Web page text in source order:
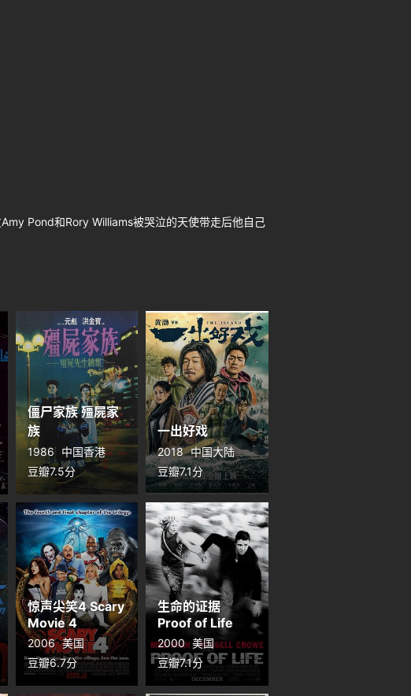
Pond和Rory Williams被哭泣的天使带走后他自己
僵尸家族 殭屍家
族
1986
中国香港
豆瓣7.5分
一出好戏
2018 中国大陆
豆瓣7.1分
惊声尖笑4 Scary
Movie 4
2006 美国
豆瓣6.7分
生命的证据
Proof of Life
2000 美国
豆瓣7.1分